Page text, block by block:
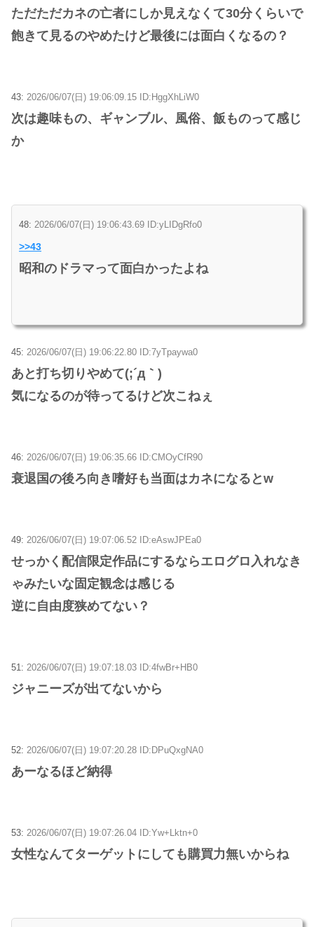
ただただカネの亡者にしか見えなくて30分くらいで
飽きて見るのやめたけど最後には面白くなるの？
43: 2026/06/07(日) 19:06:09.15 ID:HggXhLiW0
次は趣味もの、ギャンブル、風俗、飯ものって感じ
か
48: 2026/06/07(日) 19:06:43.69 ID:yLIDgRfo0
>>43
昭和のドラマって面白かったよね
45: 2026/06/07(日) 19:06:22.80 ID:7yTpaywa0
あと打ち切りやめて(;´д｀)
気になるのが待ってるけど次こねぇ
46: 2026/06/07(日) 19:06:35.66 ID:CMOyCfR90
衰退国の後ろ向き嗜好も当面はカネになるとw
49: 2026/06/07(日) 19:07:06.52 ID:eAswJPEa0
せっかく配信限定作品にするならエログロ入れなき
ゃみたいな固定観念は感じる
逆に自由度狭めてない？
51: 2026/06/07(日) 19:07:18.03 ID:4fwBr+HB0
ジャニーズが出てないから
52: 2026/06/07(日) 19:07:20.28 ID:DPuQxgNA0
あーなるほど納得
53: 2026/06/07(日) 19:07:26.04 ID:Yw+Lktn+0
女性なんてターゲットにしても購買力無いからね